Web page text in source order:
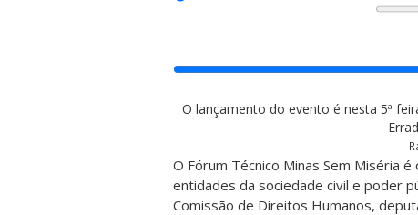
O lançamento do evento é nesta 5ª
O Fórum Técnico Minas Sem Miséria
entidades da sociedade civil e poder
Comissão de Direitos Humanos,